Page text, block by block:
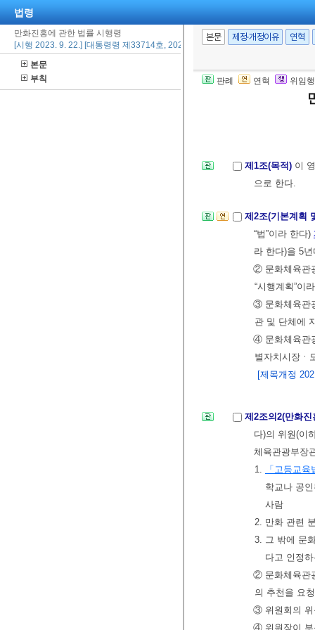
법령
만화진흥에 관한 법률 시행령
[시행 2023. 9. 22.] [대통령령 제33714호, 2023. 9. 12., 일부개정]
본문
부칙
본문 제정·개정이유 연혁
판례 연혁 위임
제1조(목적) 이
으로 한다.
제2조(기본계획
“법”이라 한다)
라 한다)을 5
② 문화체육관
“시행계획”이
③ 문화체육관
관 및 단체에
④ 문화체육관
별자치시장ㆍ
[제목개정
제2조의2(만화
다)의 위원(이
체육관광부장
1.
「고등교육
학교나 공
사람
2. 만화 관련
3. 그 밖에 문
다고 인정
② 문화체육관
의 추천을 요
③ 위원회의 위
④ 위원장이 부